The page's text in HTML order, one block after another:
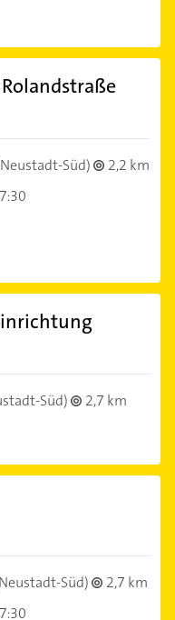
Süd)
2,2 km
Süd)
2,7 km
Süd)
2,7 km